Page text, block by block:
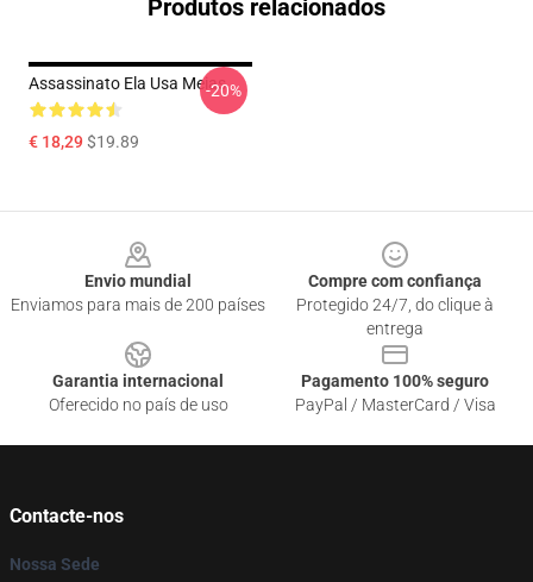
Produtos relacionados
Assassinato Ela Usa Meias
€ 18,29$19.89
-20%
Envio mundial
Enviamos para mais de 200 países
Compre com confiança
Protegido 24/7, do clique à
entrega
Garantia internacional
Oferecido no país de uso
Pagamento 100% seguro
PayPal / MasterCard / Visa
Contacte-nos
Nossa Sede